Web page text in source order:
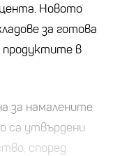
Новото
за готова
продуктите в
за намалените
са утвърдени
според